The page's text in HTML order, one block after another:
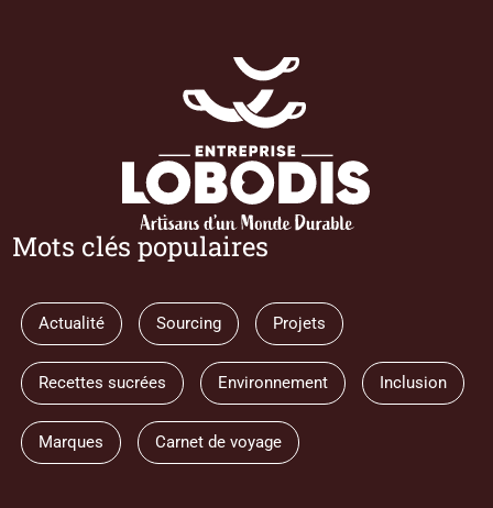
Mots clés populaires
Actualité Sourcing Projets
Recettes sucrées Environnement Inclusion
Marques Carnet de voyage